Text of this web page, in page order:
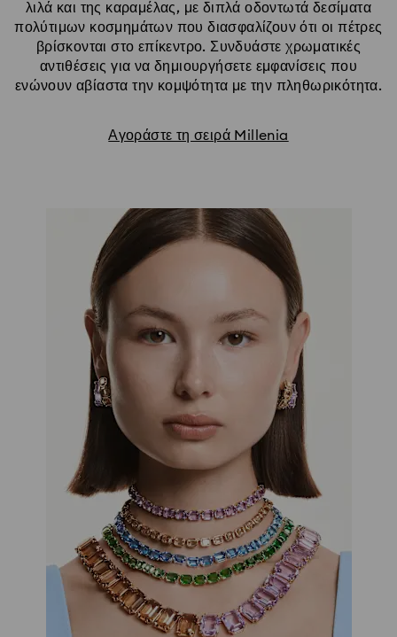
λιλά και της καραμέλας, με διπλά οδοντωτά δεσίματα
πολύτιμων κοσμημάτων που διασφαλίζουν ότι οι πέτρες
βρίσκονται στο επίκεντρο. Συνδυάστε χρωματικές
αντιθέσεις για να δημιουργήσετε εμφανίσεις που
ενώνουν αβίαστα την κομψότητα με την πληθωρικότητα.
Αγοράστε τη σειρά Millenia